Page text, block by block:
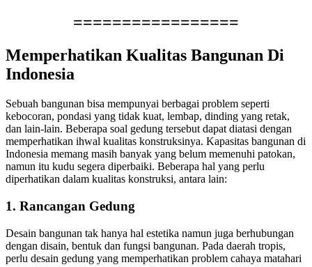
=================
Memperhatikan Kualitas Bangunan Di
Indonesia
Sebuah bangunan bisa mempunyai berbagai problem seperti
kebocoran, pondasi yang tidak kuat, lembap, dinding yang retak,
dan lain-lain. Beberapa soal gedung tersebut dapat diatasi dengan
memperhatikan ihwal kualitas konstruksinya. Kapasitas bangunan di
Indonesia memang masih banyak yang belum memenuhi patokan,
namun itu kudu segera diperbaiki. Beberapa hal yang perlu
diperhatikan dalam kualitas konstruksi, antara lain:
1. Rancangan Gedung
Desain bangunan tak hanya hal estetika namun juga berhubungan
dengan disain, bentuk dan fungsi bangunan. Pada daerah tropis,
perlu desain gedung yang memperhatikan problem cahaya matahari